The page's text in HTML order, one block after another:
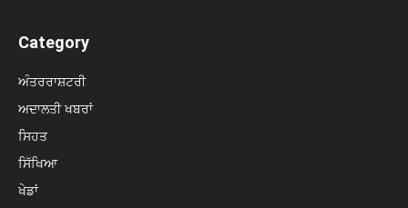
Category
ਅੰਤਰਰਾਸ਼ਟਰੀ
ਅਦਾਲਤੀ ਖਬਰਾਂ
ਸਿਹਤ
ਸਿੱਖਿਆ
ਖੇਡਾਂ